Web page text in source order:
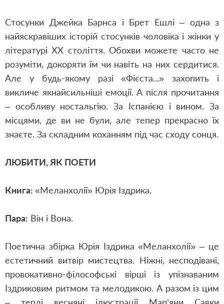
Стосунки Джейка Барнса і Брет Ешлі – одна з
найяскравіших історій стосунків чоловіка і жінки у
літературі ХХ століття. Обохви можете часто не
розуміти, докоряти їм чи навіть на них сердитися.
Але у будь-якому разі «Фієста...» захопить і
викличе якнайсильніші емоції. А після прочитання
– особливу ностальгію. За Іспанією і вином. За
місцями, де ви не були, але тепер прекрасно їх
знаєте. За складним коханням під час сходу сонця.
ЛЮБИТИ, ЯК ПОЕТИ
Книга: «Меланхолії» Юрія Іздрика.
Пара: Він і Вона.
Поетична збірка Юрія Іздрика«Меланхолії» – це
естетичний витвір мистецтва. Ніжні, несподівані,
провокативно-філософські вірші із упізнаваним
Іздриковим ритмом та мелодикою. А разом із цим